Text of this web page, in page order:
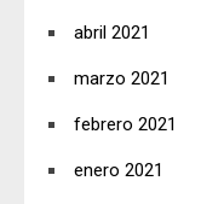
abril 2021
marzo 2021
febrero 2021
enero 2021